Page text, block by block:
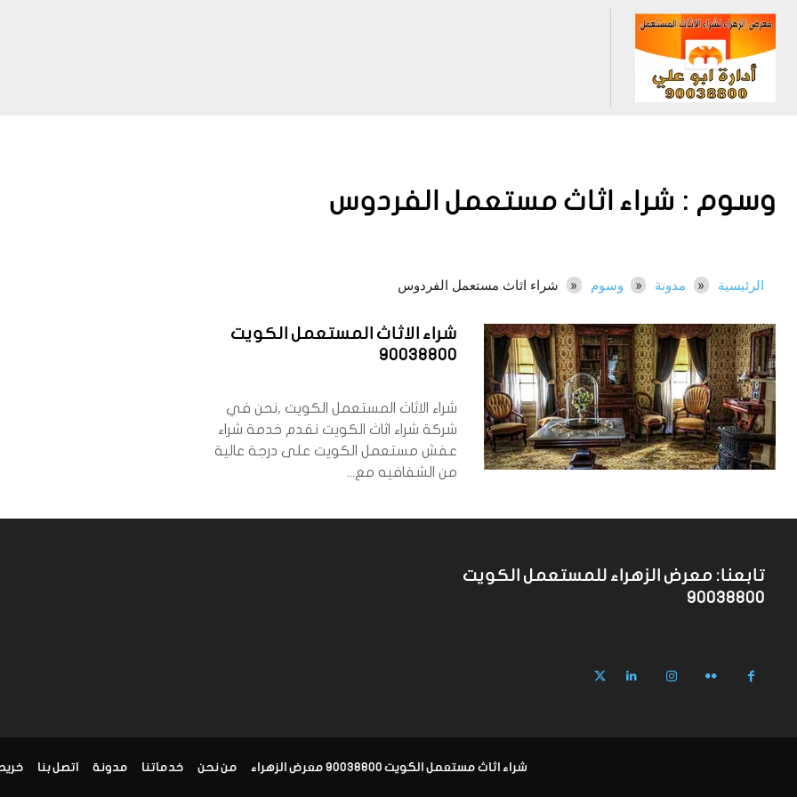
وسوم : شراء اثاث مستعمل الفردوس
الرئيسية مدونة وسوم شراء اثاث مستعمل الفردوس
شراء الاثاث المستعمل الكويت
90038800
شراء الاثاث المستعمل الكويت ,نحن في
شركة شراء اثاث الكويت نقدم خدمة شراء
عفش مستعمل الكويت على درجة عالية
من الشفافيه مع...
تابعنا: معرض الزهراء للمستعمل الكويت
90038800
شراء اثاث مستعمل الكويت 90038800 معرض الزهراء من نحن خدماتنا مدونة اتصل بنا